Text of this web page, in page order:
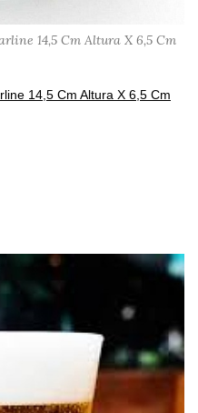
14,5 Cm Altura X 6,5 Cm
14,5 Cm Altura X 6,5 Cm